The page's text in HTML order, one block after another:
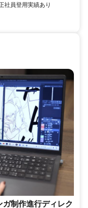
社員登用実績あり
制作進行ディレク